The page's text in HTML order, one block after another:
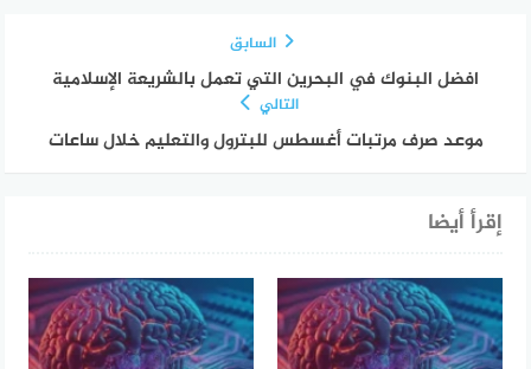
السابق
افضل البنوك في البحرين التي تعمل بالشريعة الإسلامية
التالي
موعد صرف مرتبات أغسطس للبترول والتعليم خلال ساعات
إقرأ أيضا